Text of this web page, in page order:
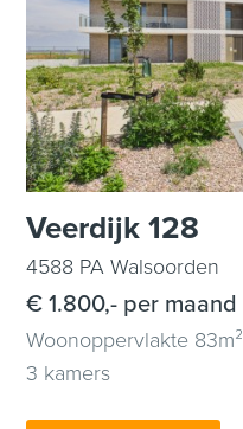
Veerdijk 128
4588 PA Walsoorden
€ 1.800,- per maand
Woonoppervlakte 83m²
3 kamers